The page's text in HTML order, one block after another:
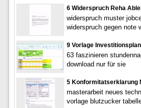
6 Widerspruch Reha
widerspruch muster
widerspruch gegen note
9 Vorlage
63 faszinieren
download nur für sie
5 Konformitatserklarung
masterarbeit neues
vorlage blutzucker